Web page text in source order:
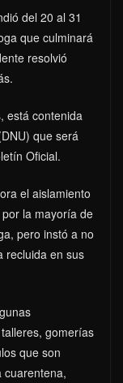
del 20 al 31
que culminará
resolvió
está contenida
que será
Oficial.
el aislamiento
la mayoría de
pero instó a no
recluida en sus
gomerías
que son
cuarentena,